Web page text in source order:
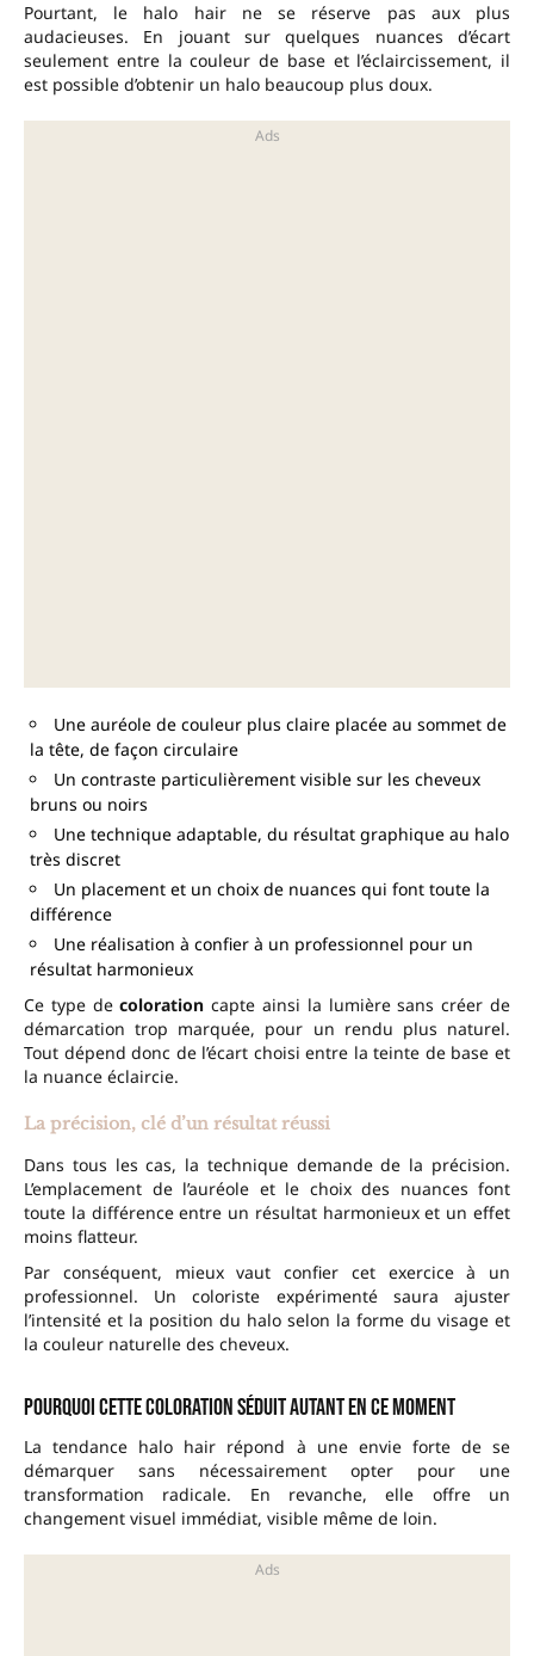
Pourtant, le halo hair ne se réserve pas aux plus
audacieuses. En jouant sur quelques nuances d’écart
seulement entre la couleur de base et l’éclaircissement, il
est possible d’obtenir un halo beaucoup plus doux.
Une auréole de couleur plus claire placée au sommet de
la tête, de façon circulaire
Un contraste particulièrement visible sur les cheveux
bruns ou noirs
Une technique adaptable, du résultat graphique au halo
très discret
Un placement et un choix de nuances qui font toute la
différence
Une réalisation à confier à un professionnel pour un
résultat harmonieux
Ce type decoloration capte ainsi la lumière sans créer de
démarcation trop marquée, pour un rendu plus naturel.
Tout dépend donc de l’écart choisi entre la teinte de base et
la nuance éclaircie.
La précision, clé d’un résultat réussi
Dans tous les cas, la technique demande de la précision.
L’emplacement de l’auréole et le choix des nuances font
toute la différence entre un résultat harmonieux et un effet
moins flatteur.
Par conséquent, mieux vaut confier cet exercice à un
professionnel. Un coloriste expérimenté saura ajuster
l’intensité et la position du halo selon la forme du visage et
la couleur naturelle des cheveux.
Pourquoi cette coloration séduit autant en ce moment
La tendance halo hair répond à une envie forte de se
démarquer sans nécessairement opter pour une
transformation radicale. En revanche, elle offre un
changement visuel immédiat, visible même de loin.